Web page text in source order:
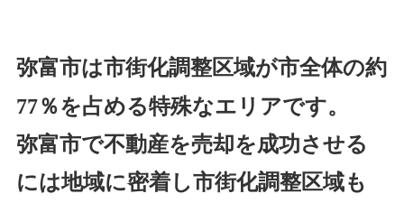
弥富市は市街化調整区域が市全体の約
77％を占める特殊なエリアです。
弥富市で不動産を売却を成功させる
には地域に密着し市街化調整区域も